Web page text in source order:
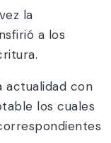
la
a los
actualidad con
los cuales